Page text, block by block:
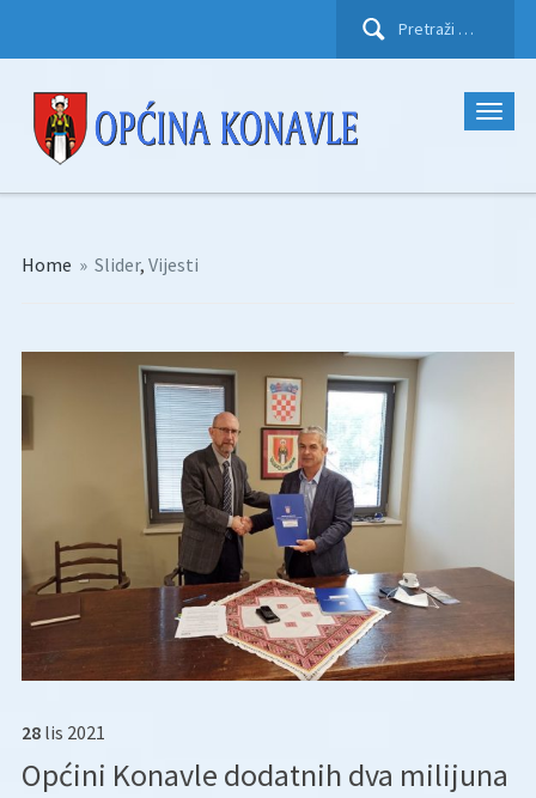
Pretraži:
Home » Slider, Vijesti
28 lis 2021
Općini Konavle dodatnih dva milijuna